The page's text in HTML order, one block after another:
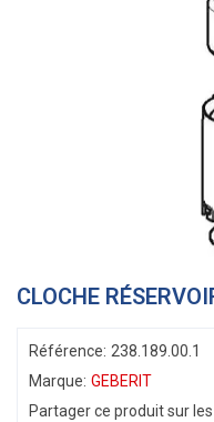
CLOCHE
Référence: 238.189.00.1
Marque: GEBERIT